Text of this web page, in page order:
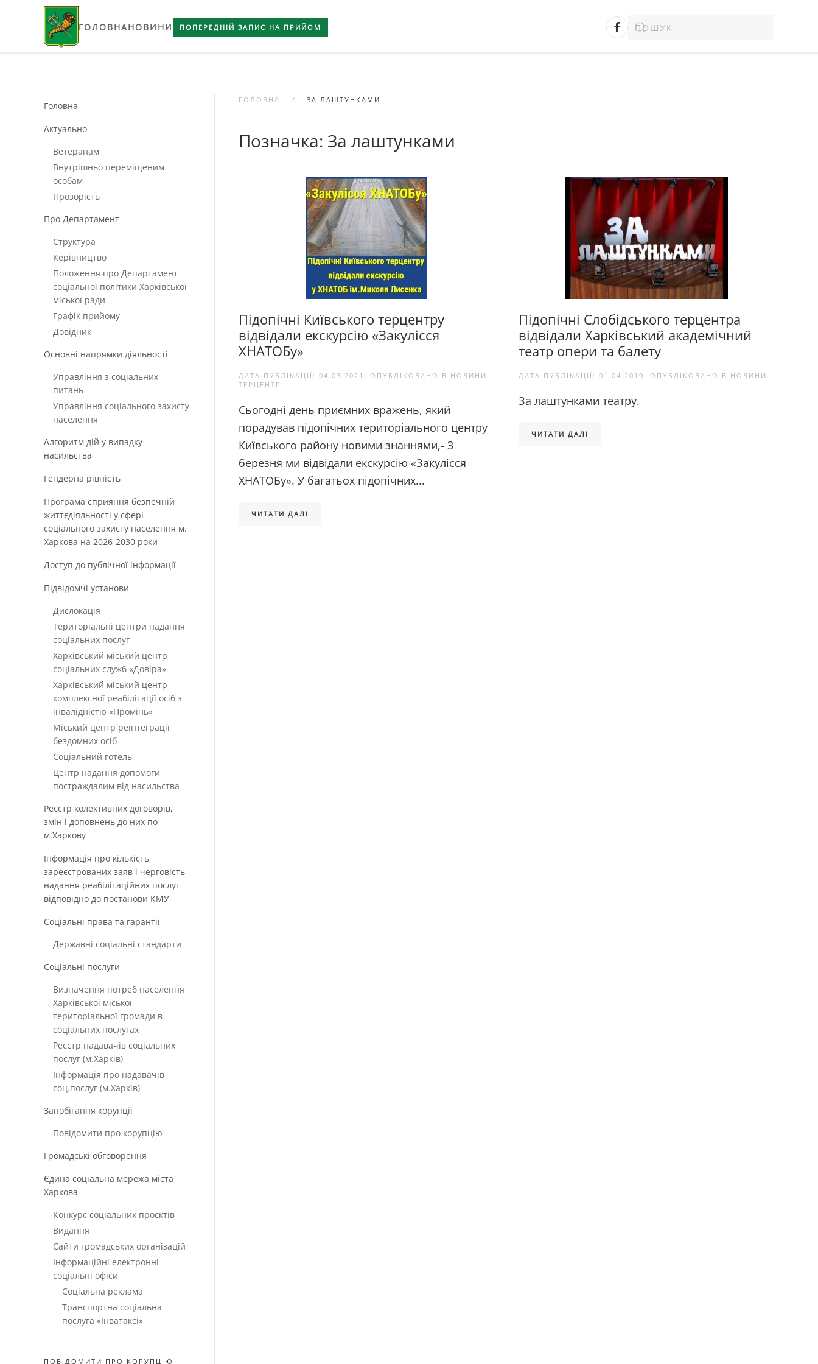
Skip to main content
ГОЛОВНАНОВИНИ ПОПЕРЕДНІЙ ЗАПИС НА ПРИЙОМ
ГОЛОВНА ЗА ЛАШТУНКАМИ
Позначка: За лаштунками
Підопічні Київського терцентру
відвідали екскурсію «Закулісся
ХНАТОБу»
ДАТА ПУБЛІКАЦІЇ: 04.03.2021 . ОПУБЛІКОВАНО В НОВИНИ ,
ТЕРЦЕНТР .
Сьогодні день приємних вражень, який
порадував підопічних територіального центру
Київського району новими знаннями,- 3
березня ми відвідали екскурсію «Закулісся
ХНАТОБу». У багатьох підопічних...
ЧИТАТИ ДАЛІ
Підопічні Слобідського терцентра
відвідали Харківський академічний
театр опери та балету
ДАТА ПУБЛІКАЦІЇ: 01.04.2019 . ОПУБЛІКОВАНО В НОВИНИ .
За лаштунками театру.
ЧИТАТИ ДАЛІ
Головна
Актуально
Ветеранам
Внутрішньо переміщеним
особам
Прозорість
Про Департамент
Структура
Керівництво
Положення про Департамент
соціальної політики Харківської
міської ради
Графік прийому
Довідник
Основні напрямки діяльності
Управління з соціальних
питань
Управління соціального захисту
населення
Алгоритм дій у випадку
насильства
Гендерна рівність
Програма сприяння безпечній
життєдіяльності у сфері
соціального захисту населення м.
Харкова на 2026-2030 роки
Доступ до публічної інформації
Підвідомчі установи
Дислокація
Територіальні центри надання
соціальних послуг
Харківський міський центр
соціальних служб «Довіра»
Харківський міський центр
комплексної реабілітації осіб з
інвалідністю «Промінь»
Міський центр реінтеграції
бездомних осіб
Соціальний готель
Центр надання допомоги
постраждалим від насильства
Реєстр колективних договорів,
змін і доповнень до них по
м.Харкову
Інформація про кількість
зареєстрованих заяв і черговість
надання реабілітаційних послуг
відповідно до постанови КМУ
Соціальні права та гарантії
Державні соціальні стандарти
Соціальні послуги
Визначення потреб населення
Харківської міської
територіальної громади в
соціальних послугах
Реєстр надавачів соціальних
послуг (м.Харків)
Інформація про надавачів
соц.послуг (м.Харків)
Запобігання корупції
Повідомити про корупцію
Громадські обговорення
Єдина соціальна мережа міста
Харкова
Конкурс соціальних проєктів
Видання
Сайти громадських організацій
Інформаційні електронні
соціальні офіси
Соціальна реклама
Транспортна соціальна
послуга «Інватаксі»
ПОВІДОМИТИ ПРО КОРУПЦІЮ